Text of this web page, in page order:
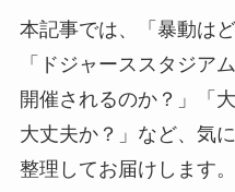
本記事では、「暴動は
「ドジャーススタジア
開催されるのか？」「
大丈夫か？」など、気
整理してお届けします